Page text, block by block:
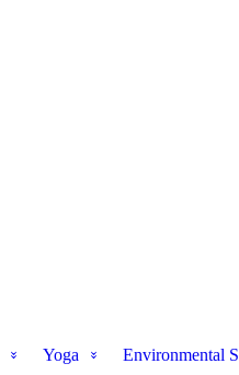
Yoga
Environmental